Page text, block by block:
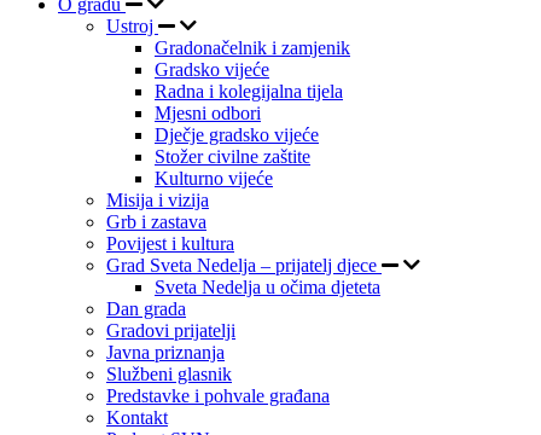
Ustroj
Gradonačelnik i zamjenik
Gradsko vijeće
Radna i kolegijalna tijela
Mjesni odbori
Dječje gradsko vijeće
Stožer civilne zaštite
Kulturno vijeće
Misija i vizija
Grb i zastava
Povijest i kultura
Grad Sveta Nedelja – prijatelj djece
Sveta Nedelja u očima djeteta
Dan grada
Gradovi prijatelji
Javna priznanja
Službeni glasnik
Predstavke i pohvale građana
Kontakt